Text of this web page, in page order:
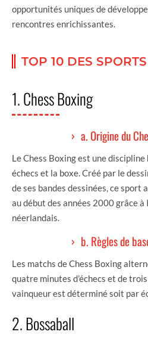
opportunités uniques de
rencontres enrichissantes.
TOP 10 DES
1. Chess Boxing
a. Origine du
Le Chess Boxing est une
échecs et la boxe. Créé par le
de ses bandes dessinées, ce sport
au début des années 2000 grâce
néerlandais.
b. Règles de
Les matchs de Chess Boxing
quatre minutes d’échecs et de
vainqueur est déterminé soit par
2. Bossaball